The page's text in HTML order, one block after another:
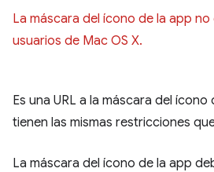
La máscara del ícono de la app no
usuarios de Mac OS X.
Es una URL a la máscara del ícono
tienen las mismas restricciones
La máscara del ícono de la app